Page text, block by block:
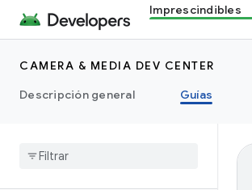
Imprescindibles
CAMERA & MEDIA DEV CENTER
Descripción general
Guías